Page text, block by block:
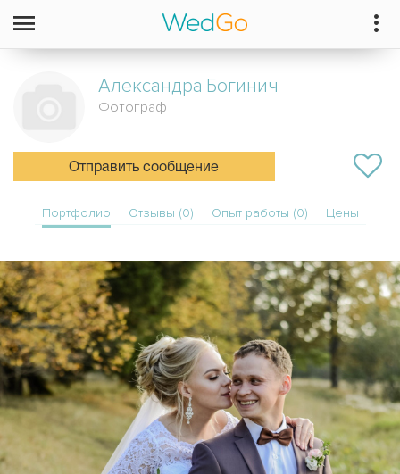
Александра Богинич
Фотограф
Отправить сообщение
Портфолио Отзывы (0) Опыт работы (0) Цены